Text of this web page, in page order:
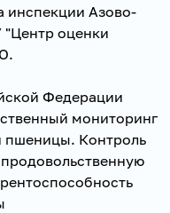
инспекции Азово-
оценки
Федерации
мониторинг
пшеницы. Контроль